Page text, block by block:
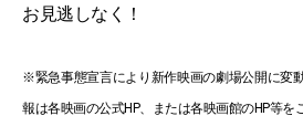
お見逃しなく！
※緊急事態宣言により新作映画の劇場公開に変
報は各映画の公式HP、または各映画館のHP等を